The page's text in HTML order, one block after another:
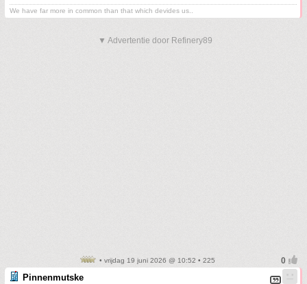
We have far more in common than that which devides us..
▼ Advertentie door Refinery89
• vrijdag 19 juni 2026 @ 10:52 • 225
Pinnenmutske